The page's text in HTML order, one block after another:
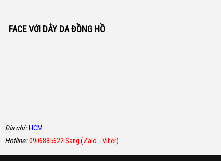
FACE VỚI DÂY DA ĐỒNG HỒ
Địa chỉ: HCM
Hotline: 0906885622 Sang (Zalo - Viber)